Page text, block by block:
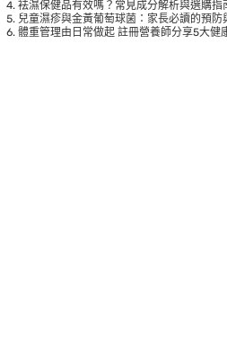
袪濕保健品有效嗎？常見成分解析與選購指
兒童濕疹與金黃葡萄球菌：家長必讀的預防
體重管理由日常做起 註冊營養師分享5大健